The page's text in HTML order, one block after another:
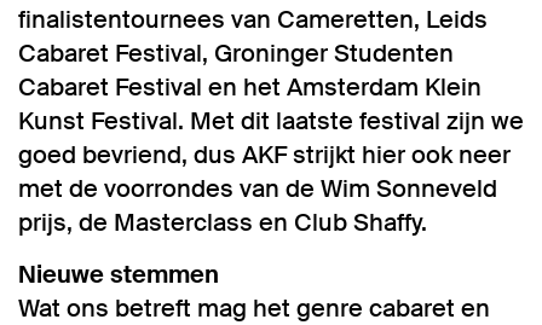
finalistentournees van Cameretten, Leids
Cabaret Festival, Groninger Studenten
Cabaret Festival en het Amsterdam Klein
Kunst Festival. Met dit laatste festival zijn we
goed bevriend, dus AKF strijkt hier ook neer
met de voorrondes van de Wim Sonneveld
prijs, de Masterclass en Club Shaffy.
Nieuwe stemmen
Wat ons betreft mag het genre cabaret en